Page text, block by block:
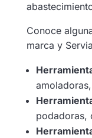
Conoce
marca y
podadoras,